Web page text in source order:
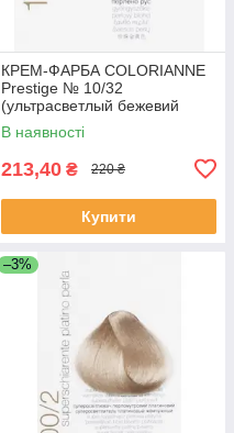
КРЕМ-ФАРБА COLORIANNE
Prestige № 10/32
(ультрасветлый бежевий
блонд)
В наявності
213,40 ₴ 220 ₴
Купити
–3%